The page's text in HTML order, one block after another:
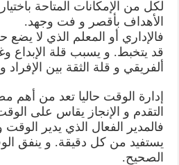
لكل من الإمكانات المتاحة
الأهداف بأقصر و فت وجهد.
فالإداري أو المعلم الذي لا
قد يتخبط. و يسبب قلة الإبداع
ألفريقي و قلة الثقة بين الإفراد
إدارة الوقت حاليا تعد من أهم
التقدم و الإنجاز يقاس على
فالمدير الفعال الذي يدير
يستفيد من كل دقيقة. و ينفق
الصحيح.